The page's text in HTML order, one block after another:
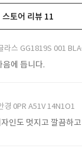
스토어 리뷰 11
라스 GG1819S 001
음에 듭니다.
경 0PR A51V 14N1O1
인도 멋지고 깔끔하